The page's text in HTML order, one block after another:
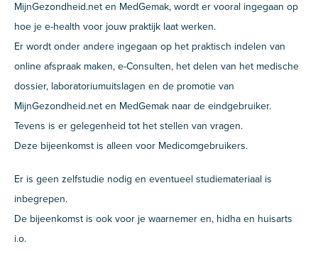
MijnGezondheid.net en MedGemak, wordt er vooral ingegaan op
hoe je e-health voor jouw praktijk laat werken.
Er wordt onder andere ingegaan op het praktisch indelen van
online afspraak maken, e-Consulten, het delen van het medische
dossier, laboratoriumuitslagen en de promotie van
MijnGezondheid.net en MedGemak naar de eindgebruiker.
Tevens is er gelegenheid tot het stellen van vragen.
Deze bijeenkomst is alleen voor Medicomgebruikers.
Er is geen zelfstudie nodig en eventueel studiemateriaal is
inbegrepen.
De bijeenkomst is ook voor je waarnemer en, hidha en huisarts
i.o.